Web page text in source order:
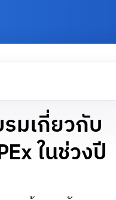
มเกี่ยวกับ
ในช่วงปี